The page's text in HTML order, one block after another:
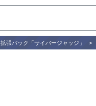
拡張パック「サイバージャッジ」 >